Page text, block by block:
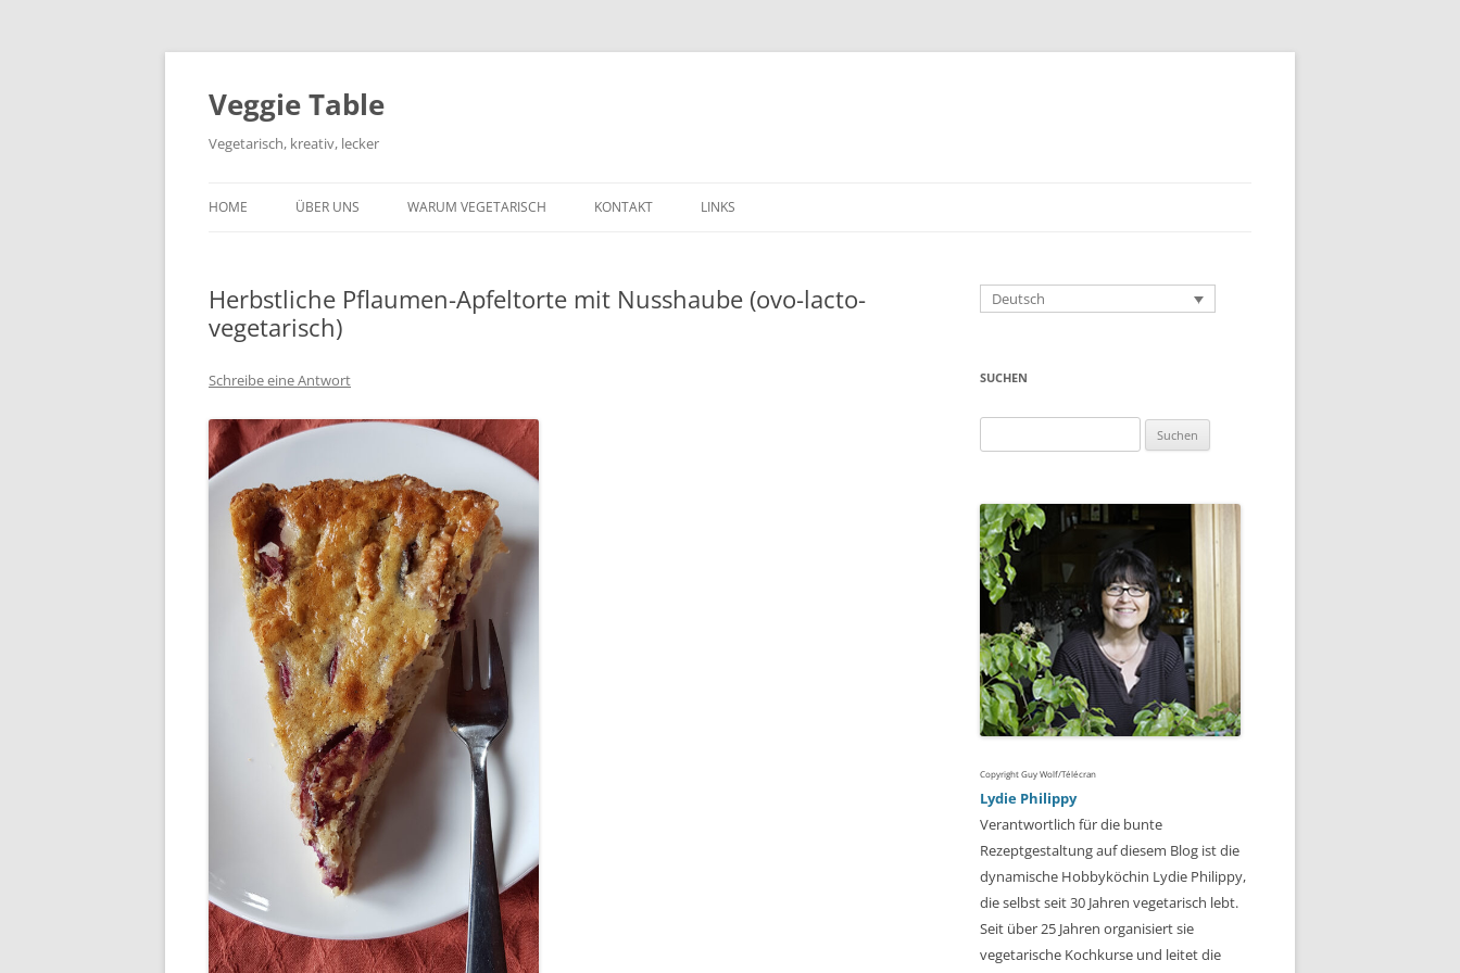
Zum
Veggie Table
Vegetarisch, kreativ, lecker
HOME ÜBER UNS WARUM VEGETARISCH KONTAKT LINKS
Herbstliche Pflaumen-Apfeltorte mit Nusshaube (ovo-lacto-
vegetarisch)
Schreibe eine Antwort
Deutsch
SUCHEN
nach:
Copyright Guy Wolf/Télécran
Lydie Philippy
Verantwortlich für die bunte
Rezeptgestaltung auf diesem Blog ist die
dynamische Hobbyköchin Lydie Philippy,
die selbst seit 30 Jahren vegetarisch lebt.
Seit über 25 Jahren organisiert sie
vegetarische Kochkurse und leitet die